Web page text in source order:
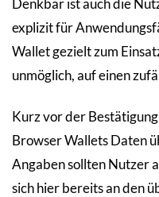
explizit für
Wallet gezielt zum
unmöglich, auf einen
Kurz vor der
Browser Wallets Daten
Angaben sollten Nutzer
sich hier bereits an den